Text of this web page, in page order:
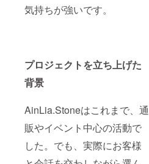
気持ちが強いです。
プロジェクトを立ち上げた
背景
AinLia.Stoneはこれまで、通
販やイベント中心の活動で
した。でも、実際にお客様